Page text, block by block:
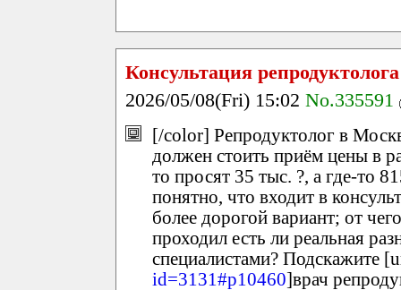
Консультация репродуктолога
2026/05/08(Fri) 15:02 No.335591
[/color] Репродуктолог в
должен стоить приём цены в
то просят 35 тыс. ?, а где-то
понятно, что входит в
более дорогой вариант; от
проходил есть ли реальная
специалистами? Подскажите
id=3131#p10460]врач